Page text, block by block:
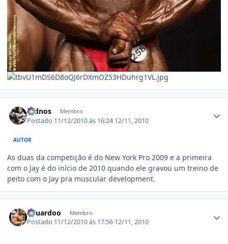
rednos Membro
Postado 11/12/2010 às 16:24 12/11, 2010
AUTOR
As duas da competição é do New York Pro 2009 e a primeira
com o Jay é do início de 2010 quando ele gravou um treino de
peito com o Jay pra muscular development.
Eduardoo Membro
Postado 11/12/2010 às 17:56 12/11, 2010